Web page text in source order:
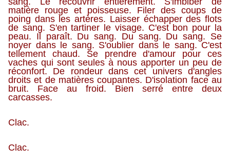
matière rouge et poisseuse. Filer des coups de
poing dans les artères. Laisser échapper des flots
de sang. S'en tartiner le visage. C'est bon pour la
peau. Il paraît. Du sang. Du sang. Du sang. Se
noyer dans le sang. S'oublier dans le sang. C'est
tellement chaud. Se prendre d'amour pour ces
vaches qui sont seules à nous apporter un peu de
réconfort. De rondeur dans cet univers d'angles
droits et de matières coupantes. D'isolation face au
bruit. Face au froid. Bien serré entre deux
carcasses.
Clac.
Clac.